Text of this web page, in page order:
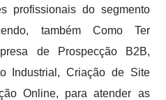
profissionais do segmento
também Como Ter
de Prospecção B2B,
Industrial, Criação de Site
Online, para atender as